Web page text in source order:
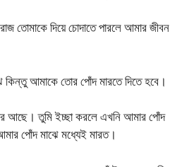
তোমাকে দিয়ে চোদাতে পারলে আমার জীবন
কিন্তু আমাকে তোর পোঁদ মারতে দিতে হবে।
আছে। তুমি ইচ্ছা করলে এখনি আমার পোঁদ
পোঁদ মাঝে মধ্যেই মারত।